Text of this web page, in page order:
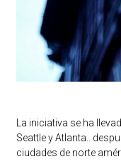
La iniciativa se ha
Seattle y Atlanta..
ciudades de norte